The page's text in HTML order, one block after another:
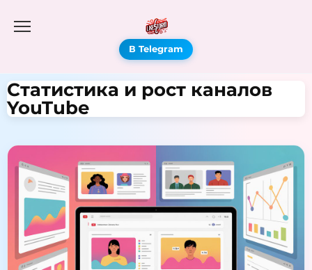
В Telegram
Статистика и рост каналов
YouTube